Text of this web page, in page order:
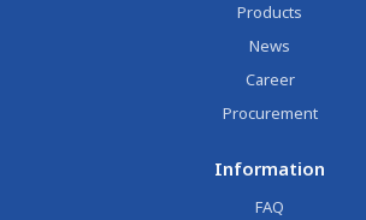
Products
News
Career
Procurement
Information
FAQ